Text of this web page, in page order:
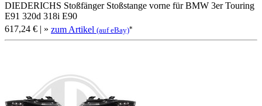
DIEDERICHS Stoßfänger Stoßstange vorne für BMW 3er Touring
E91 320d 318i E90
617,24 € | » zum Artikel (auf eBay)*